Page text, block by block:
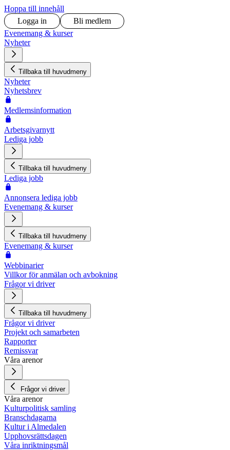
Hoppa till innehåll
Logga in
Bli medlem
Evenemang & kurser
Nyheter
Tillbaka till huvudmeny
Nyheter
Nyhetsbrev
Medlemsinformation
Arbetsgivarnytt
Lediga jobb
Tillbaka till huvudmeny
Lediga jobb
Annonsera lediga jobb
Evenemang & kurser
Tillbaka till huvudmeny
Evenemang & kurser
Webbinarier
Villkor för anmälan och avbokning
Frågor vi driver
Tillbaka till huvudmeny
Frågor vi driver
Projekt och samarbeten
Rapporter
Remissvar
Våra arenor
Frågor vi driver
Våra arenor
Kulturpolitisk samling
Branschdagarna
Kultur i Almedalen
Upphovsrättsdagen
Våra inriktningsmål